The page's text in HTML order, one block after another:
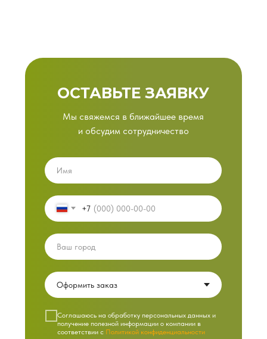
ОСТАВЬТЕ ЗАЯВКУ
Мы свяжемся в ближайшее время
и обсудим сотрудничество
+7
Cоглашаюсь на обработку персональных данных и
получение полезной информации о компании в
соответствии с Политикой конфиденциальности